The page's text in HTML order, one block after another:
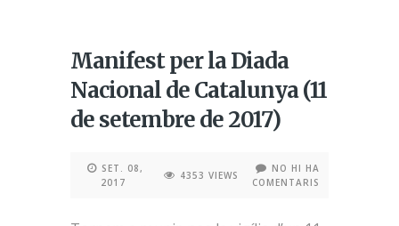
Manifest per la Diada
Nacional de Catalunya (11
de setembre de 2017)
SET. 08,
2017
4353 VIEWS
NO HI HA
COMENTARIS